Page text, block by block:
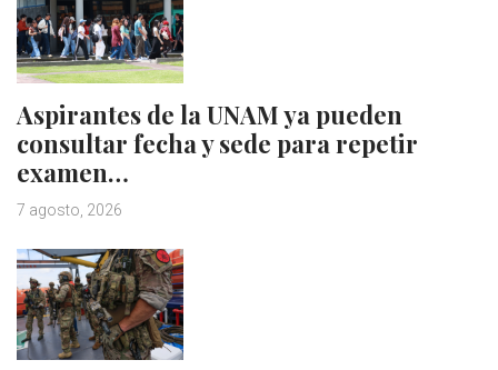
Aspirantes de la UNAM ya pueden
consultar fecha y sede para repetir
examen…
7 agosto, 2026